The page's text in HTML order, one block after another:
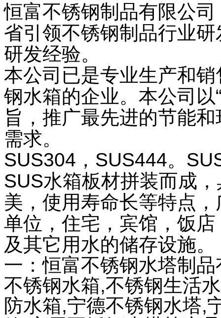
恒富不锈钢制品有限公
省引领不锈钢制品行业研
研发经验。
本公司已是专业生产和
钢水箱的企业。本公司以
旨，推广最先进的节能
需求。
SUS304，SUS444。
SUS水箱板材拼装而成
美，使用寿命长等特点
单位，住宅，宾馆，饭
及其它用水的储存设施。
一：恒富不锈钢水塔制品
不锈钢水箱,不锈钢生活
防水箱,宁德不锈钢水塔,